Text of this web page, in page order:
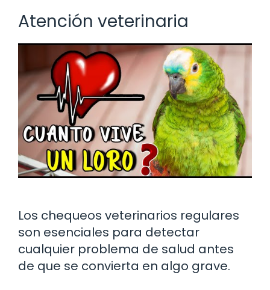
Atención veterinaria
Los chequeos veterinarios regulares
son esenciales para detectar
cualquier problema de salud antes
de que se convierta en algo grave.